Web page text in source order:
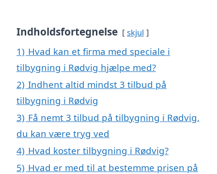
Indholdsfortegnelse skjul
1) Hvad kan et firma med speciale i
tilbygning i Rødvig hjælpe med?
2) Indhent altid mindst 3 tilbud på
tilbygning i Rødvig
3) Få nemt 3 tilbud på tilbygning i Rødvig,
du kan være tryg ved
4) Hvad koster tilbygning i Rødvig?
5) Hvad er med til at bestemme prisen på